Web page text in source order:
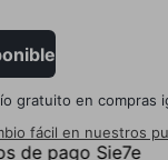
gratuito en compras
fácil en nuestros